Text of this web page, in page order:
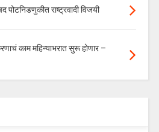
पोटनिडणुकीत राष्ट्रवादी विजयी
काम महिन्याभरात सुरू होणार –